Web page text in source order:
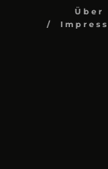
Über